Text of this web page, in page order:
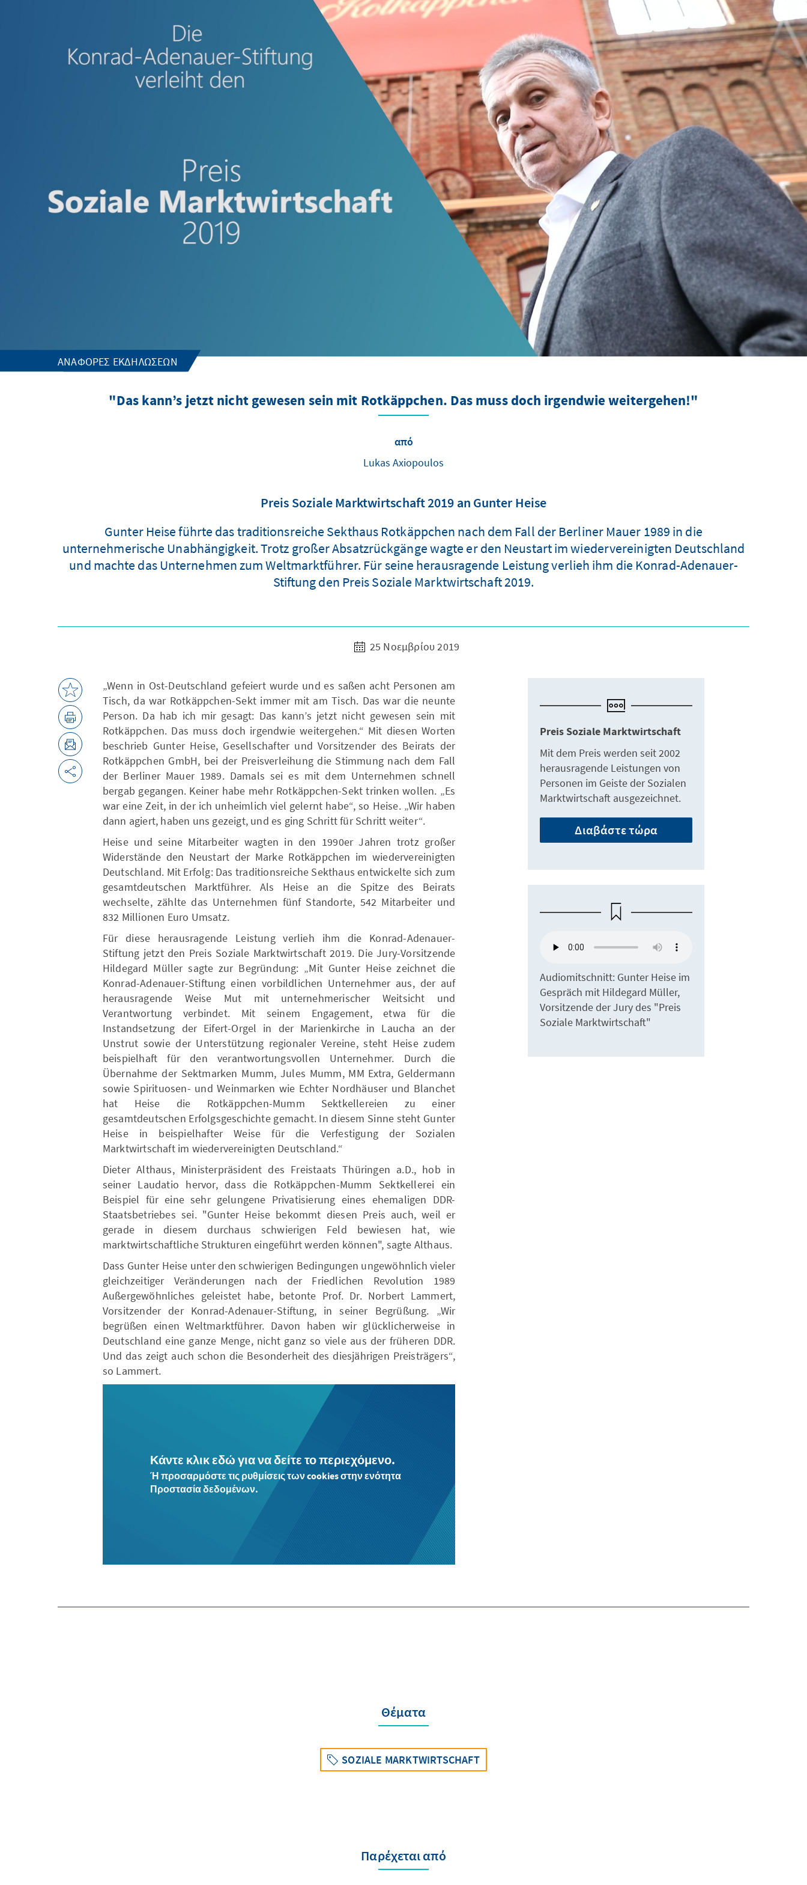
ΑΝΑΦΟΡΈΣ ΕΚΔΗΛΏΣΕΩΝ
"Das kann’s jetzt nicht gewesen sein mit Rotkäppchen. Das muss doch irgendwie weitergehen!"
από
Lukas Axiopoulos
Preis Soziale Marktwirtschaft 2019 an Gunter Heise
Gunter Heise führte das traditionsreiche Sekthaus Rotkäppchen nach dem Fall der Berliner Mauer 1989 in die
unternehmerische Unabhängigkeit. Trotz großer Absatzrückgänge wagte er den Neustart im wiedervereinigten Deutschland
und machte das Unternehmen zum Weltmarktführer. Für seine herausragende Leistung verlieh ihm die Konrad-Adenauer-
Stiftung den Preis Soziale Marktwirtschaft 2019.
25 Νοεμβρίου 2019
„Wenn in Ost-Deutschland gefeiert wurde und es saßen acht Personen am
Tisch, da war Rotkäppchen-Sekt immer mit am Tisch. Das war die neunte
Person. Da hab ich mir gesagt: Das kann’s jetzt nicht gewesen sein mit
Rotkäppchen. Das muss doch irgendwie weitergehen.“ Mit diesen Worten
beschrieb Gunter Heise, Gesellschafter und Vorsitzender des Beirats der
Rotkäppchen GmbH, bei der Preisverleihung die Stimmung nach dem Fall
der Berliner Mauer 1989. Damals sei es mit dem Unternehmen schnell
bergab gegangen. Keiner habe mehr Rotkäppchen-Sekt trinken wollen. „Es
war eine Zeit, in der ich unheimlich viel gelernt habe“, so Heise. „Wir haben
dann agiert, haben uns gezeigt, und es ging Schritt für Schritt weiter“.
Heise und seine Mitarbeiter wagten in den 1990er Jahren trotz großer
Widerstände den Neustart der Marke Rotkäppchen im wiedervereinigten
Deutschland. Mit Erfolg: Das traditionsreiche Sekthaus entwickelte sich zum
gesamtdeutschen Marktführer. Als Heise an die Spitze des Beirats
wechselte, zählte das Unternehmen fünf Standorte, 542 Mitarbeiter und
832 Millionen Euro Umsatz.
Für diese herausragende Leistung verlieh ihm die Konrad-Adenauer-
Stiftung jetzt den Preis Soziale Marktwirtschaft 2019. Die Jury-Vorsitzende
Hildegard Müller sagte zur Begründung: „Mit Gunter Heise zeichnet die
Konrad-Adenauer-Stiftung einen vorbildlichen Unternehmer aus, der auf
herausragende Weise Mut mit unternehmerischer Weitsicht und
Verantwortung verbindet. Mit seinem Engagement, etwa für die
Instandsetzung der Eifert-Orgel in der Marienkirche in Laucha an der
Unstrut sowie der Unterstützung regionaler Vereine, steht Heise zudem
beispielhaft für den verantwortungsvollen Unternehmer. Durch die
Übernahme der Sektmarken Mumm, Jules Mumm, MM Extra, Geldermann
sowie Spirituosen- und Weinmarken wie Echter Nordhäuser und Blanchet
hat Heise die Rotkäppchen-Mumm Sektkellereien zu einer
gesamtdeutschen Erfolgsgeschichte gemacht. In diesem Sinne steht Gunter
Heise in beispielhafter Weise für die Verfestigung der Sozialen
Marktwirtschaft im wiedervereinigten Deutschland.“
Dieter Althaus, Ministerpräsident des Freistaats Thüringen a.D., hob in
seiner Laudatio hervor, dass die Rotkäppchen-Mumm Sektkellerei ein
Beispiel für eine sehr gelungene Privatisierung eines ehemaligen DDR-
Staatsbetriebes sei. "Gunter Heise bekommt diesen Preis auch, weil er
gerade in diesem durchaus schwierigen Feld bewiesen hat, wie
marktwirtschaftliche Strukturen eingeführt werden können", sagte Althaus.
Dass Gunter Heise unter den schwierigen Bedingungen ungewöhnlich vieler
gleichzeitiger Veränderungen nach der Friedlichen Revolution 1989
Außergewöhnliches geleistet habe, betonte Prof. Dr. Norbert Lammert,
Vorsitzender der Konrad-Adenauer-Stiftung, in seiner Begrüßung. „Wir
begrüßen einen Weltmarktführer. Davon haben wir glücklicherweise in
Deutschland eine ganze Menge, nicht ganz so viele aus der früheren DDR.
Und das zeigt auch schon die Besonderheit des diesjährigen Preisträgers“,
so Lammert.
Κάντε κλικ εδώ για να δείτε το περιεχόμενο.
Ή προσαρμόστε τις ρυθμίσεις των cookies στην ενότητα
Προστασία δεδομένων.
Preis Soziale Marktwirtschaft
Mit dem Preis werden seit 2002
herausragende Leistungen von
Personen im Geiste der Sozialen
Marktwirtschaft ausgezeichnet.
Διαβάστε τώρα
Audiomitschnitt: Gunter Heise im
Gespräch mit Hildegard Müller,
Vorsitzende der Jury des "Preis
Soziale Marktwirtschaft"
Θέματα
SOZIALE MARKTWIRTSCHAFT
Παρέχεται από